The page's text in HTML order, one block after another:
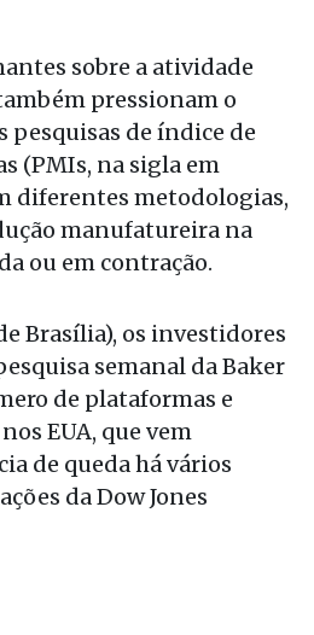
sobre a atividade
pressionam o
pesquisas de índice de
(PMIs, na sigla em
diferentes metodologias,
manufatureira na
ou em contração.
Brasília), os investidores
semanal da Baker
de plataformas e
EUA, que vem
de queda há vários
da Dow Jones